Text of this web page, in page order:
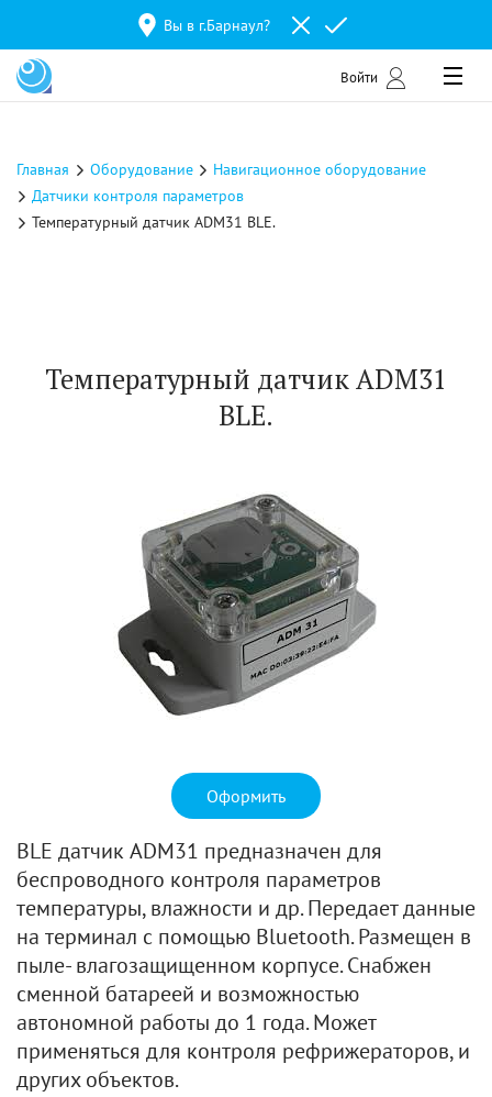
Вы в г.Барнаул?
Войти
Главная Оборудование
Навигационное оборудование
Датчики контроля параметров
Температурный датчик ADM31 BLE.
Температурный датчик ADM31
BLE.
Оформить
BLE датчик ADM31 предназначен для
беспроводного контроля параметров
температуры, влажности и др. Передает данные
на терминал с помощью Bluetooth. Размещен в
пыле- влагозащищенном корпусе. Снабжен
сменной батареей и возможностью
автономной работы до 1 года. Может
применяться для контроля рефрижераторов, и
других объектов.